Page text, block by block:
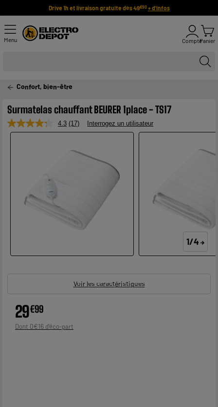
Drive 1h et livraison gratuite dès 49€90 + d'infos
Menu ComptePanier
Confort, bien-être
Surmatelas chauffant BEURER 1place - TS17
4.3 Lire
17
Lien
(17) Interrogez un utilisateur
1/4
Voir les caractéristiques
29€99
Dont 0€16